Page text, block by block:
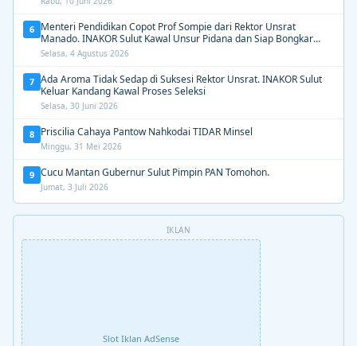
6 Menteri Pendidikan Copot Prof Sompie dari Rektor Unsrat
Manado. INAKOR Sulut Kawal Unsur Pidana dan Siap Bongkar
Aroma Busuk di Suksesi Rektor
Selasa, 4 Agustus 2026
7 Ada Aroma Tidak Sedap di Suksesi Rektor Unsrat. INAKOR Sulut
Keluar Kandang Kawal Proses Seleksi
Selasa, 30 Juni 2026
8 Priscilia Cahaya Pantow Nahkodai TIDAR Minsel
Minggu, 31 Mei 2026
9 Cucu Mantan Gubernur Sulut Pimpin PAN Tomohon.
Jumat, 3 Juli 2026
IKLAN
Slot Iklan AdSense